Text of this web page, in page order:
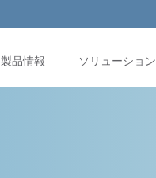
製品情報 ソリューション